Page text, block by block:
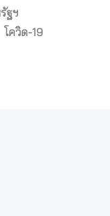
ฐฯ
โควิด-19